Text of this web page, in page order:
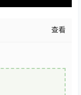
查看